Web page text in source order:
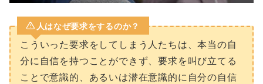
人はなぜ要求をするのか？
こういった要求をしてしまう人たちは、本当の自
分に自信を持つことができず、要求を叫び立てる
ことで意識的、あるいは潜在意識的に自分の自信